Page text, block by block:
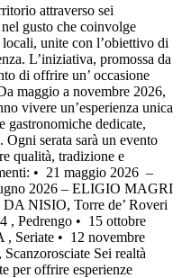
attraverso sei
gusto che coinvolge
unite con l’obiettivo di
L’iniziativa, promossa da
di offrire un’ occasione
maggio a novembre 2026,
vivere un’esperienza unica
gastronomiche dedicate,
Ogni serata sarà un evento
qualità, tradizione e
•⁠ ⁠ 21 maggio 2026 –
2026 – ELIGIO MAGRI
NISIO, Torre de’ Roveri
, Pedrengo •⁠ ⁠ 15 ottobre
•⁠ ⁠ 12 novembre
Sei realtà
per offrire esperienze